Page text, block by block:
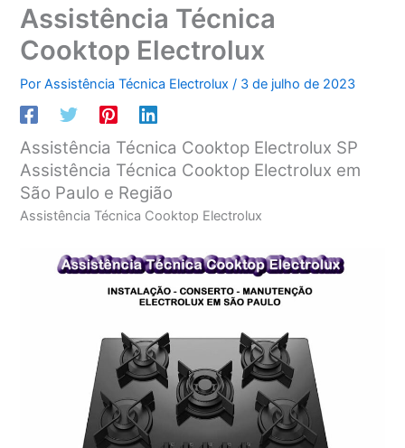
Assistência Técnica
Cooktop Electrolux
PorAssistência Técnica Electrolux/ 3 de julho de 2023
Assistência Técnica Cooktop Electrolux SP
Assistência Técnica Cooktop Electrolux em
São Paulo e Região
Assistência Técnica Cooktop Electrolux